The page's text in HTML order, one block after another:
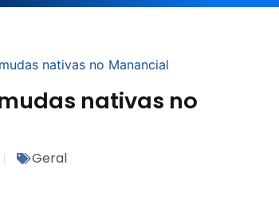
nativas no Manancial
nativas no
Geral